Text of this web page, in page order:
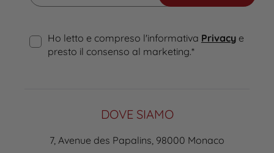
Ho letto e compreso l'informativa Privacye
presto il consenso al marketing.*
DOVE SIAMO
7, Avenue des Papalins, 98000 Monaco